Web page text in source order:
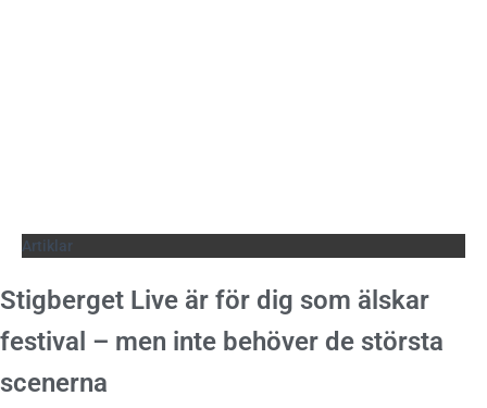
Artiklar
Stigberget Live är för dig som älskar
festival – men inte behöver de största
scenerna